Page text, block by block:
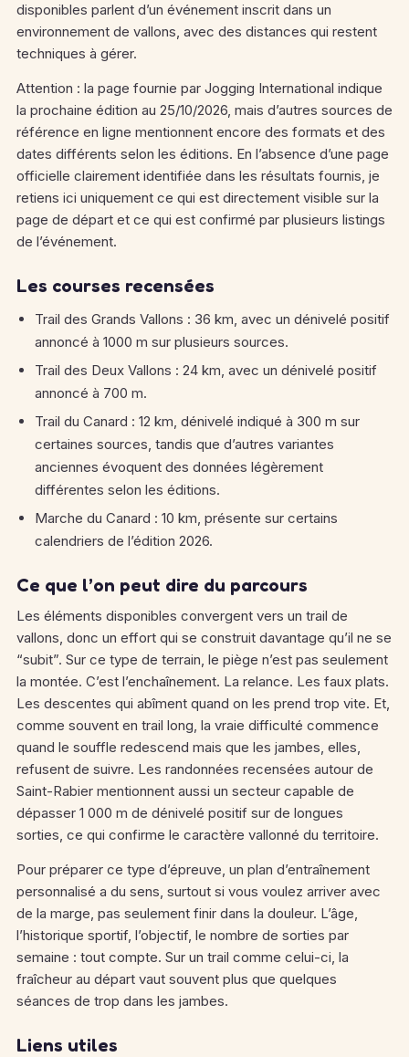
disponibles parlent d’un événement inscrit dans un
environnement de vallons, avec des distances qui restent
techniques à gérer.
Attention : la page fournie par Jogging International indique
la prochaine édition au 25/10/2026, mais d’autres sources de
référence en ligne mentionnent encore des formats et des
dates différents selon les éditions. En l’absence d’une page
officielle clairement identifiée dans les résultats fournis, je
retiens ici uniquement ce qui est directement visible sur la
page de départ et ce qui est confirmé par plusieurs listings
de l’événement.
Les courses recensées
Trail des Grands Vallons : 36 km, avec un dénivelé positif
annoncé à 1000 m sur plusieurs sources.
Trail des Deux Vallons : 24 km, avec un dénivelé positif
annoncé à 700 m.
Trail du Canard : 12 km, dénivelé indiqué à 300 m sur
certaines sources, tandis que d’autres variantes
anciennes évoquent des données légèrement
différentes selon les éditions.
Marche du Canard : 10 km, présente sur certains
calendriers de l’édition 2026.
Ce que l’on peut dire du parcours
Les éléments disponibles convergent vers un trail de
vallons, donc un effort qui se construit davantage qu’il ne se
“subit”. Sur ce type de terrain, le piège n’est pas seulement
la montée. C’est l’enchaînement. La relance. Les faux plats.
Les descentes qui abîment quand on les prend trop vite. Et,
comme souvent en trail long, la vraie difficulté commence
quand le souffle redescend mais que les jambes, elles,
refusent de suivre. Les randonnées recensées autour de
Saint-Rabier mentionnent aussi un secteur capable de
dépasser 1 000 m de dénivelé positif sur de longues
sorties, ce qui confirme le caractère vallonné du territoire.
Pour préparer ce type d’épreuve, un plan d’entraînement
personnalisé a du sens, surtout si vous voulez arriver avec
de la marge, pas seulement finir dans la douleur. L’âge,
l’historique sportif, l’objectif, le nombre de sorties par
semaine : tout compte. Sur un trail comme celui-ci, la
fraîcheur au départ vaut souvent plus que quelques
séances de trop dans les jambes.
Liens utiles